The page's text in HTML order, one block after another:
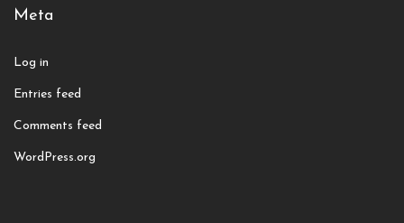
Meta
Log in
Entries feed
Comments feed
WordPress.org